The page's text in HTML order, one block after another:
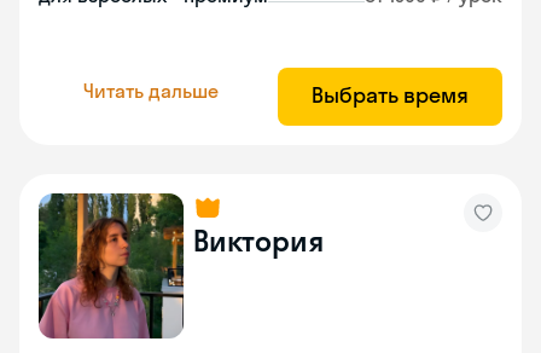
Читать дальше Выбрать время
Виктория